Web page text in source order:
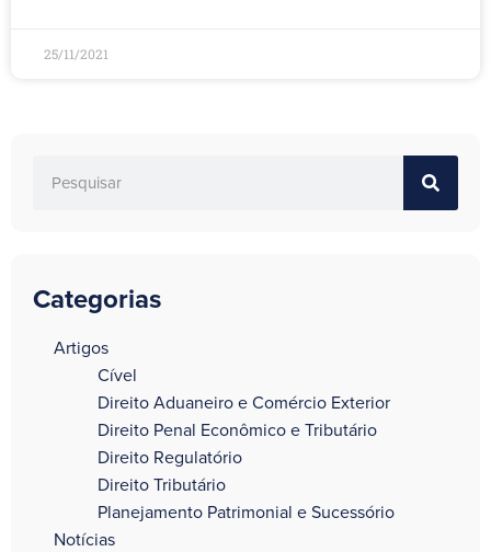
25/11/2021
Categorias
Artigos
Cível
Direito Aduaneiro e Comércio Exterior
Direito Penal Econômico e Tributário
Direito Regulatório
Direito Tributário
Planejamento Patrimonial e Sucessório
Notícias